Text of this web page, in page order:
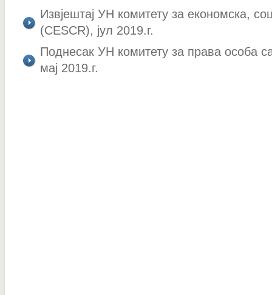
Извјештај УН комитету за економска,
(CESCR), јул 2019.г.
Поднесак УН комитету за права особа
мај 2019.г.